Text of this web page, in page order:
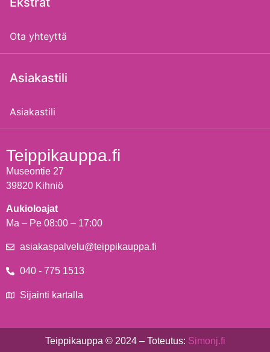
Ota yhteyttä
Asiakastili
Asiakastili
Teippikauppa.fi
Museontie 27
39820 Kihniö
Aukioloajat
Ma – Pe 08:00 – 17:00
asiakaspalvelu@teippikauppa.fi
040 - 775 1513
Sijainti kartalla
Teippikauppa © 2024 – Toteutus: Simonj.fi